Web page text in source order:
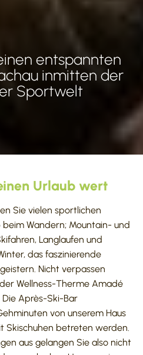
entspannten
inmitten der
Sportwelt
Urlaub wert
Sie vielen sportlichen
Wandern; Mountain- und
Langlaufen und
das faszinierende
Nicht verpassen
Wellness-Therme Amadé
Après-Ski-Bar
von unserem Haus
betreten werden.
aus gelangen Sie also nicht